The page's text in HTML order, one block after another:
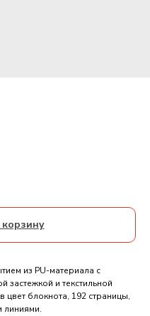
из PU-материала с
застежкой и текстильной
цвет блокнота, 192 страницы,
линиями.